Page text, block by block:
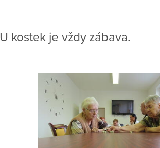
U kostek je vždy zábava.